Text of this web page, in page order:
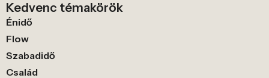
Kedvenc témakörök
Énidő
Flow
Szabadidő
Család